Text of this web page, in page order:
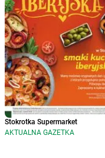
Stokrotka Supermarket
AKTUALNA GAZETKA